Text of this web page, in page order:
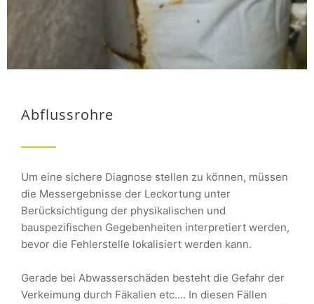
Abflussrohre
Um eine sichere Diagnose stellen zu können, müssen
die Messergebnisse der Leckortung unter
Berücksichtigung der physikalischen und
bauspezifischen Gegebenheiten interpretiert werden,
bevor die Fehlerstelle lokalisiert werden kann.
Gerade bei Abwasserschäden besteht die Gefahr der
Verkeimung durch Fäkalien etc…. In diesen Fällen